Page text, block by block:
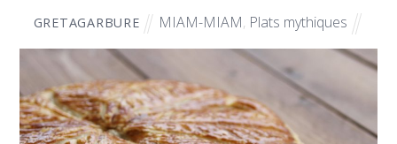
GRETAGARBURE MIAM-MIAM, Plats mythiques